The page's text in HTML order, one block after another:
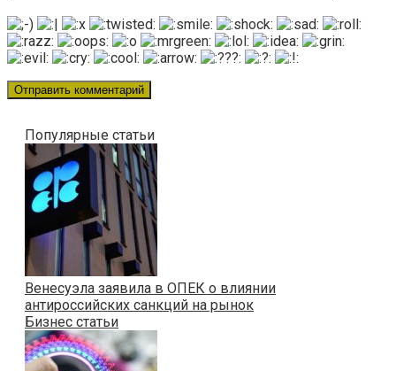
Популярные статьи
Венесуэла заявила в ОПЕК о влиянии
антироссийских санкций на рынок
Бизнес статьи